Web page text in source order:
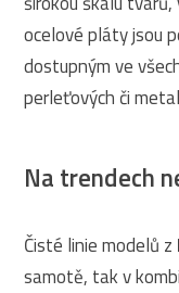
ocelové pláty jsou
dostupným ve
perleťových či
Na trendech
Čisté linie modelů z
samotě, tak v